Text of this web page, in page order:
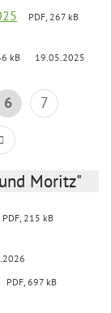
PDF, 267 kB
kB 19.05.2025
6
7
Moritz"
PDF, 215 kB
PDF, 697 kB